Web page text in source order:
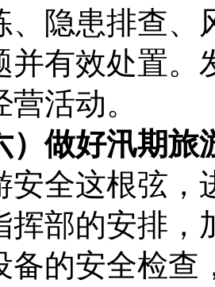
、隐患排查、
并有效处置。
活动。
）做好汛期
安全这根弦，
挥部的安排，
备的安全检查